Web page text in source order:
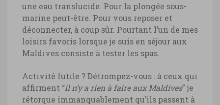
une eau translucide. Pour la plongée sous-
marine peut-être. Pour vous reposer et
déconnecter, à coup sûr. Pourtant l’un de mes
loisirs favoris lorsque je suis en séjour aux
Maldives consiste à tester les spas.
Activité futile ? Détrompez-vous : à ceux qui
affirment “il n’y a rien à faire aux Maldives” je
rétorque immanquablement qu’ils passent à